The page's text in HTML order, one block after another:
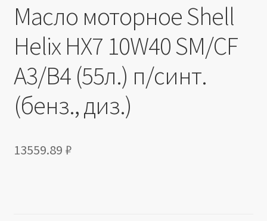
Масло моторное Shell
Helix HX7 10W40 SM/CF
A3/B4 (55л.) п/синт.
(бенз., диз.)
13559.89 ₽